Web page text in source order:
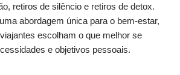
retiros de silêncio e retiros de detox.
abordagem única para o bem-estar,
escolham o que melhor se
e objetivos pessoais.